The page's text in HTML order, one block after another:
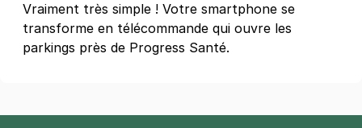
Vraiment très simple ! Votre smartphone se
transforme en télécommande qui ouvre les
parkings près de Progress Santé.